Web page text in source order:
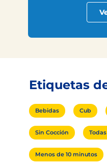
Etiquetas
Bebidas Cub
Sin Cocción
Menos de 10 minutos